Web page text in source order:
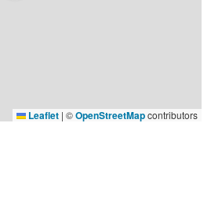
Leaflet | ©OpenStreetMapcontributors